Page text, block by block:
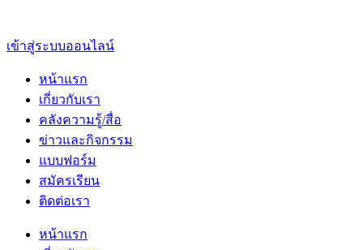
เข้าสู่ระบบออนไลน์
หน้าแรก
เกี่ยวกับเรา
คลังความรู้/สื่อ
ข่าวและกิจกรรม
แบบฟอร์ม
สมัครเรียน
ติดต่อเรา
หน้าแรก